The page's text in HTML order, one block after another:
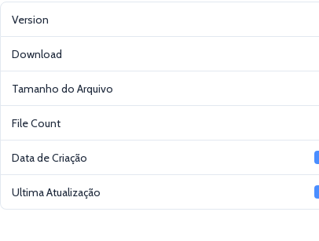
Version
Download
Tamanho do Arquivo
File Count
Data de Criação
Ultima Atualização